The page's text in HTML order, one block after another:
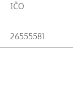
IČO
26555581